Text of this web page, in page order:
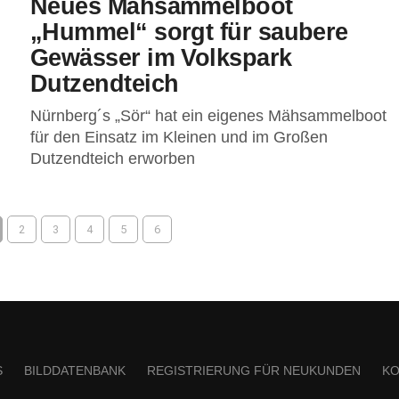
Neues Mähsammelboot
„Hummel“ sorgt für saubere
Gewässer im Volkspark
Dutzendteich
Nürnberg´s „Sör“ hat ein eigenes Mähsammelboot
für den Einsatz im Kleinen und im Großen
Dutzendteich erworben
2 3 4 5 6
BILDDATENBANK REGISTRIERUNG FÜR NEUKUNDEN